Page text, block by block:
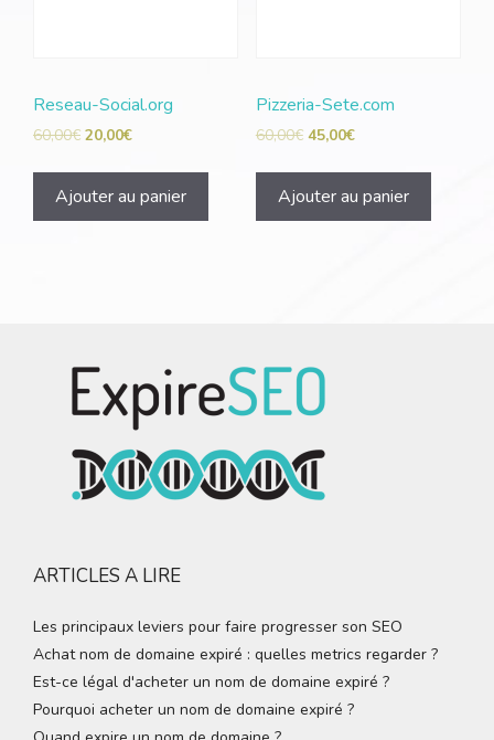
Reseau-Social.org
60,00€ 20,00€
Ajouter au panier
Pizzeria-Sete.com
60,00€ 45,00€
Ajouter au panier
ARTICLES A LIRE
Les principaux leviers pour faire progresser son SEO
Achat nom de domaine expiré : quelles metrics regarder ?
Est-ce légal d'acheter un nom de domaine expiré ?
Pourquoi acheter un nom de domaine expiré ?